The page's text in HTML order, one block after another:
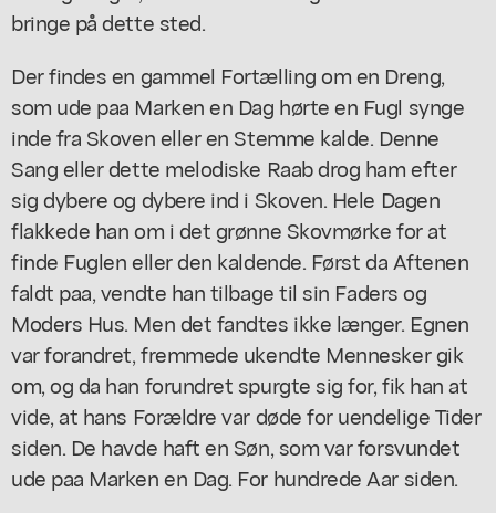
bringe på dette sted.
Der findes en gammel Fortælling om en Dreng,
som ude paa Marken en Dag hørte en Fugl synge
inde fra Skoven eller en Stemme kalde. Denne
Sang eller dette melodiske Raab drog ham efter
sig dybere og dybere ind i Skoven. Hele Dagen
flakkede han om i det grønne Skovmørke for at
finde Fuglen eller den kaldende. Først da Aftenen
faldt paa, vendte han tilbage til sin Faders og
Moders Hus. Men det fandtes ikke længer. Egnen
var forandret, fremmede ukendte Mennesker gik
om, og da han forundret spurgte sig for, fik han at
vide, at hans Forældre var døde for uendelige Tider
siden. De havde haft en Søn, som var forsvundet
ude paa Marken en Dag. For hundrede Aar siden.